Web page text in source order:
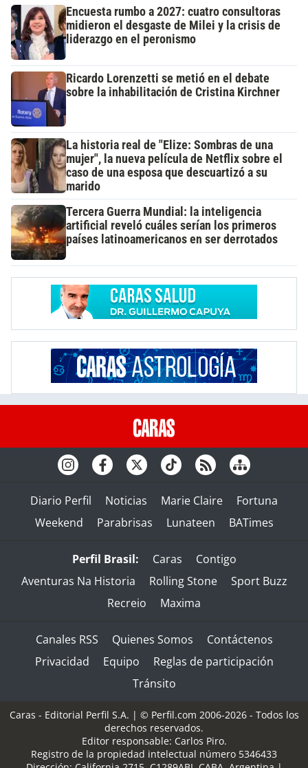
Encuesta rumbo a 2027: cuatro consultoras
midieron el desgaste de Milei y la crisis de
liderazgo en el peronismo
Ricardo Lorenzetti se metió en el debate
sobre la inhabilitación de Cristina Kirchner
La historia real de "Elize: Sombras de una
mujer", la nueva película de Netflix sobre el
caso de una esposa que descuartizó a su
marido
Tercera Guerra Mundial: la inteligencia
artificial reveló cuáles serían los primeros
países latinoamericanos en ser derrotados
Diario Perfil Noticias Marie Claire
Fortuna
Weekend
Parabrisas Lunateen BATimes
Perfil Brasil: Caras
Contigo
Aventuras Na Historia
Rolling Stone
Sport Buzz
Recreio
Maxima
Canales RSS Quienes Somos
Contáctenos
Privacidad
Equipo
Reglas de participación
Tránsito
Caras - Editorial Perfil S.A. | © Perfil.com 2006-2026 - Todos los
derechos reservados.
Editor responsable: Carlos Piro.
Registro de la propiedad intelectual número 5346433